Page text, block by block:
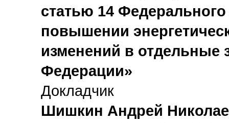
статью 14
повышении
изменений в отдельные
Федерации»
Докладчик
Шишкин Андрей